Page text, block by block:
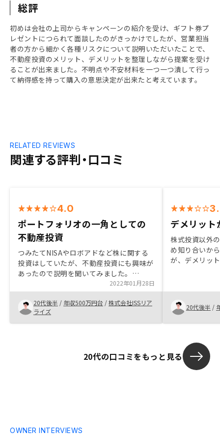
総評
初めは会社の上司からキャンペーンの紹介を受け、ギフト券プ
レゼントにつられて面談したのがきっかけでしたが、営業担当
者の方から細かく各種リスクについて説明いただいたことで、
不動産投資のメリット、デメリットを整理しながら提案を受け
ることが出来ました。不明点や不安材料を一つ一つ潰して行っ
て納得感を持って購入の意思決定が出来たと考えています。
関連する評判・口コミ
RELATED REVIEWS
4.0
ポートフォリオの一角としての
不動産投資
つみたてNISAやロボアドなど株に関する
投資はしていたが、不動産投資にも興味が
あったので説明を聞いてみました。
RENOSYでは、投資商品がどういう商品な
のかが他社と比較してもわかりやすく明快
にご説明頂きました。 分からない箇所に
ついても丁寧に教えて下さり、不安が無い
状態で購入することができました。 購入
2022年01月28日
20代後半 / 年収500万円台 /株式会社ISSリア
ライズ
デメリット
株式投資以外
め知り合いか
が、デメリッ
も熱心に提案
20代後半 /
20代の口コミをもっと見る
OWNER INTERVIEWS